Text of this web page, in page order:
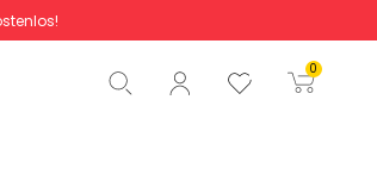
0
0,00 €
Start der Bestellung